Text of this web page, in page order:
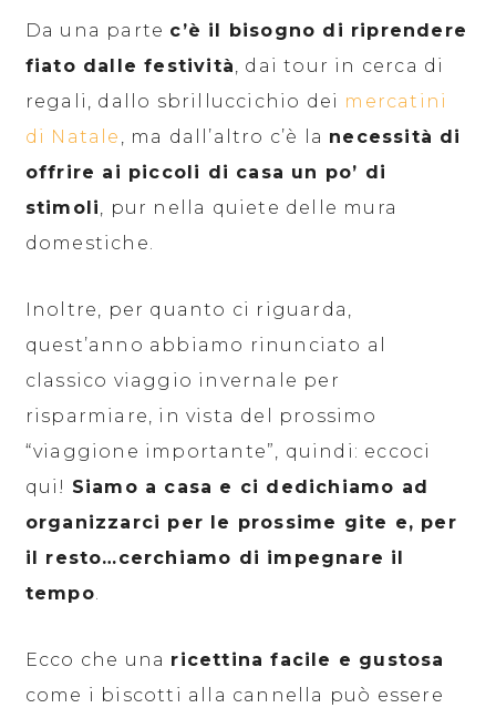
Da una parte c’è il bisogno di riprendere
fiato dalle festività, dai tour in cerca di
regali, dallo sbrilluccichio dei mercatini
di Natale , ma dall’altro c’è la necessità di
offrire ai piccoli di casa un po’ di
stimoli, pur nella quiete delle mura
domestiche.
Inoltre, per quanto ci riguarda,
quest’anno abbiamo rinunciato al
classico viaggio invernale per
risparmiare, in vista del prossimo
“viaggione importante”, quindi: eccoci
qui! Siamo a casa e ci dedichiamo ad
organizzarci per le prossime gite e, per
il resto…cerchiamo di impegnare il
tempo.
Ecco che una ricettina facile e gustosa
come i biscotti alla cannella può essere